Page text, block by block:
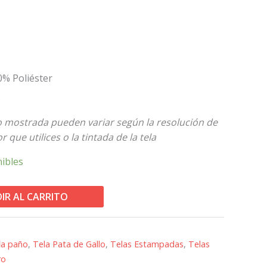
Poliéster
mostrada pueden variar según la resolución de
que utilices o la tintada de la tela
AL CARRITO
paño, Tela Pata de Gallo, Telas Estampadas, Telas